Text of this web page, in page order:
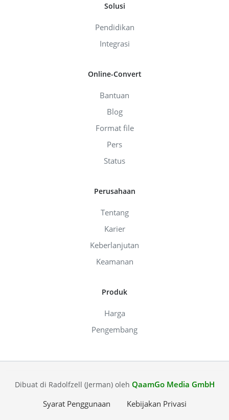
Solusi
Pendidikan
Integrasi
Online-Convert
Bantuan
Blog
Format file
Pers
Status
Perusahaan
Tentang
Karier
Keberlanjutan
Keamanan
Produk
Harga
Pengembang
Dibuat di Radolfzell (Jerman) oleh QaamGo Media GmbH
Syarat Penggunaan
Kebijakan Privasi